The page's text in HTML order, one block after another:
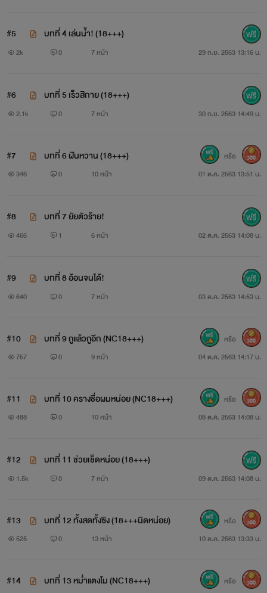
ดอกไม้เป็นกลีบเลย
“ก็เจ๊ให้กายจับได้จริงๆ ลองจับดูไหม แล้วกายก็ให้เจ๊
จับของกายด้วย”
“ไม่อา เจ๊หุบขาเดี๋ยวนี้เลยนะ หุบเดี๋ยวนี้เลย!!!!!!!”
แจ้งการอัพนิยายเรื่องนี้
คำเตือน : นิยายเรื่องนี้สร้างขึ้นเพื่อความหื่นกระหายของไรท์
ควรใช้วิจารณญาณในการอ่าน
ตัวละคร สถานที่ เนื้อเรื่อง เกิดขึ้นจากจินตนาการของไรท์
ซึ่งไม่เกี่ยวข้องกับบุคคลจริง
หากผู้ใดต้องการความหื่นกระหายเหมือนไรท์
แต่ถ้าไม่...กดข้ามไปเลย
ปล. อย่าหาสาระกับนิยายเรื่องนี้
#5 บทที่ 4 เล่นน้ำ! (18+++)
2k 0 7 หน้า 29 ก.ย. 2563 13:16 น.
#6 บทที่ 5 เร็วสิกาย (18+++)
2.1k 0 7 หน้า 30 ก.ย. 2563 14:49 น.
#7 บทที่ 6 ฝันหวาน (18+++)
346 0 10 หน้า 01 ต.ค. 2563 13:51 น.
หรือ 300
#8 บทที่ 7 ยัยตัวร้าย!
466 1 6 หน้า 02 ต.ค. 2563 14:08 น.
#9 บทที่ 8 อ้อนจนได้!
640 0 7 หน้า 03 ต.ค. 2563 14:53 น.
#10 บทที่ 9 ถูแล้วถูอีก (NC18+++)
757 0 9 หน้า 04 ต.ค. 2563 14:17 น.
หรือ 300
#11 บทที่ 10 ครางชื่อผมหน่อย (NC18+++)
488 0 10 หน้า 08 ต.ค. 2563 14:08 น.
หรือ 300
#12 บทที่ 11 ช่วยเช็ดหน่อย (18+++)
1.5k 0 7 หน้า 09 ต.ค. 2563 14:08 น.
#13 บทที่ 12 ทั้งสดทั้งซิง (18+++นิดหน่อย)
525 0 13 หน้า 10 ต.ค. 2563 13:33 น.
หรือ 300
#14 บทที่ 13 หม่ำแตงโม (NC18+++) หรือ 300